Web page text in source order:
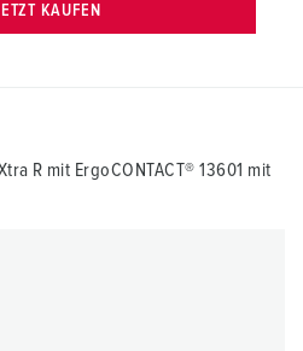
KAUFEN
R mit ErgoCONTACT® 13601 mit